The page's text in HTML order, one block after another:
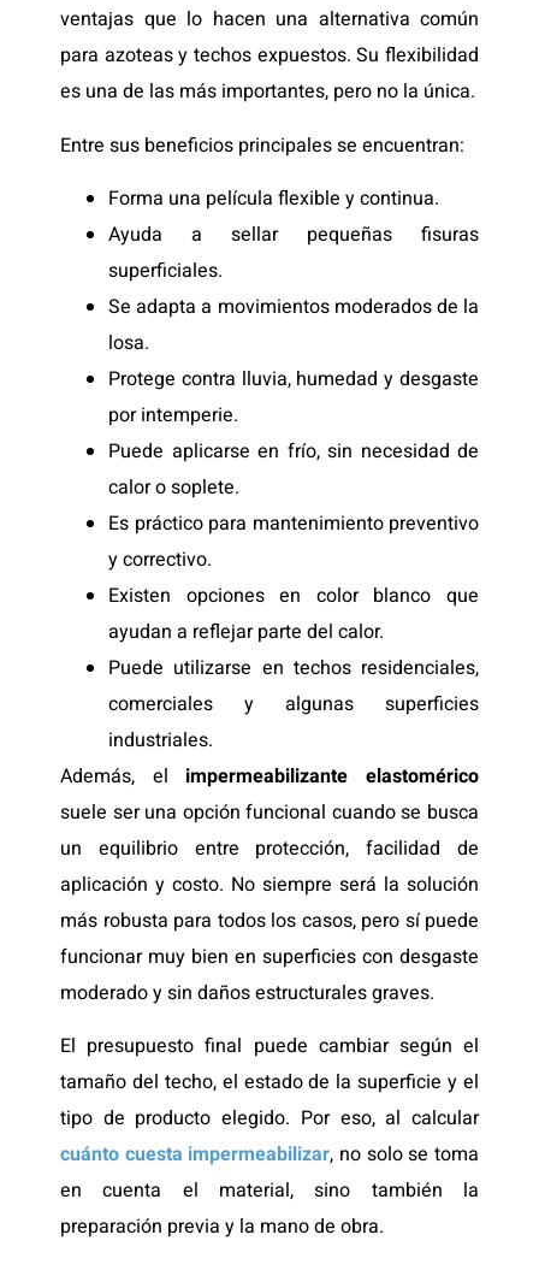
ventajas que lo hacen una alternativa común
para azoteas y techos expuestos. Su flexibilidad
es una de las más importantes, pero no la única.
Entre sus beneficios principales se encuentran:
Forma una película flexible y continua.
Ayuda a sellar pequeñas fisuras
superficiales.
Se adapta a movimientos moderados de la
losa.
Protege contra lluvia, humedad y desgaste
por intemperie.
Puede aplicarse en frío, sin necesidad de
calor o soplete.
Es práctico para mantenimiento preventivo
y correctivo.
Existen opciones en color blanco que
ayudan a reflejar parte del calor.
Puede utilizarse en techos residenciales,
comerciales y algunas superficies
industriales.
Además, el impermeabilizante elastomérico
suele ser una opción funcional cuando se busca
un equilibrio entre protección, facilidad de
aplicación y costo. No siempre será la solución
más robusta para todos los casos, pero sí puede
funcionar muy bien en superficies con desgaste
moderado y sin daños estructurales graves.
El presupuesto final puede cambiar según el
tamaño del techo, el estado de la superficie y el
tipo de producto elegido. Por eso, al calcular
cuánto cuesta impermeabilizar, no solo se toma
en cuenta el material, sino también la
preparación previa y la mano de obra.